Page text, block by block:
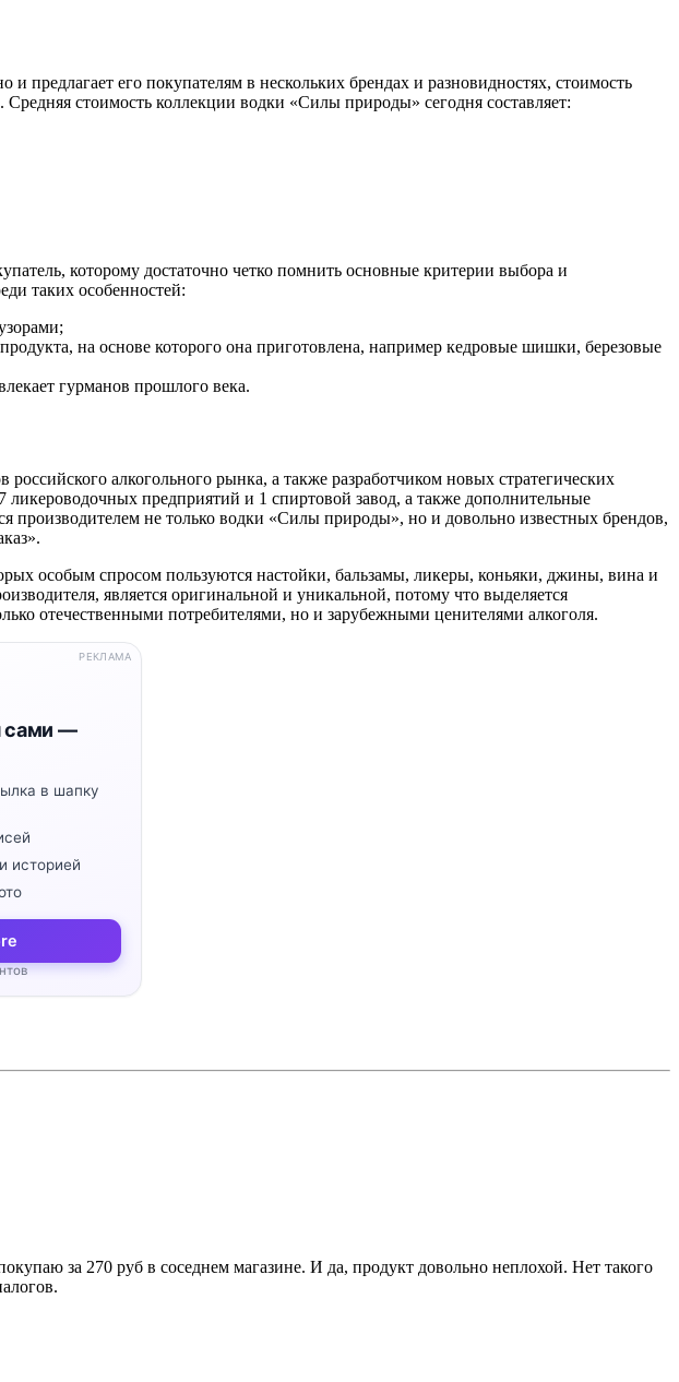
предлагает его покупателям в нескольких брендах и разновидностях, стоимость
стоимость коллекции водки «Силы природы» сегодня составляет:
которому достаточно четко помнить основные критерии выбора и
таких особенностей:
на основе которого она приготовлена, например кедровые шишки, березовые
гурманов прошлого века.
алкогольного рынка, а также разработчиком новых стратегических
ликероводочных предприятий и 1 спиртовой завод, а также дополнительные
не только водки «Силы природы», но и довольно известных брендов,
особым спросом пользуются настойки, бальзамы, ликеры, коньяки, джины, вина и
является оригинальной и уникальной, потому что выделяется
отечественными потребителями, но и зарубежными ценителями алкоголя.
сами —
в шапку
историей
РЕКЛАМА
за 270 руб в соседнем магазине. И да, продукт довольно неплохой. Нет такого